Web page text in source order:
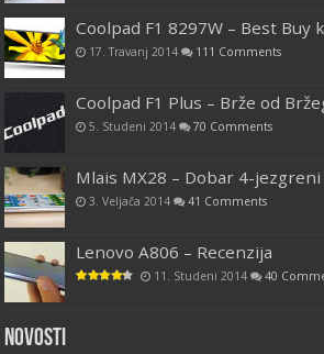
Coolpad F1 8297W – Best Buy
17. Travanj 2014 111 Comments
Coolpad F1 Plus – Brže od
5. Studeni 2014 70 Comments
Mlais MX28 – Dobar 4-
3. Veljača 2014 41 Comments
Lenovo A806 – Recenzija
11. Studeni 2014 40
Novosti